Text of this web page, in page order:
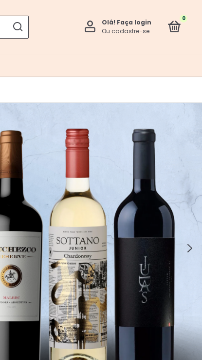
Olá! Faça login
Ou cadastre-se
0